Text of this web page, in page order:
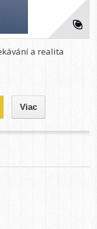
a realita
Viac